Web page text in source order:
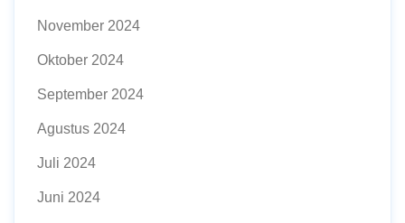
November 2024
Oktober 2024
September 2024
Agustus 2024
Juli 2024
Juni 2024